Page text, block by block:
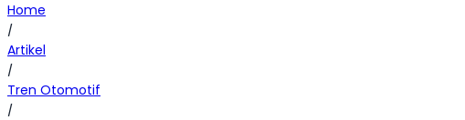
Home
/
Artikel
/
Tren Otomotif
/